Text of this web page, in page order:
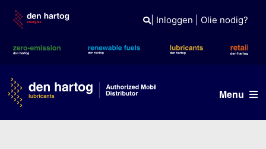
content
| Inloggen Olie nodig?
Menu